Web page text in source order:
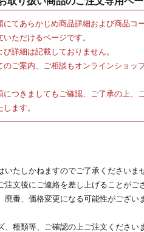
にてあらかじめ商品詳細および商品コ
ただけるページです。
詳細は記載しておりません。
のご案内、ご相談もオンラインショッ
につきましてもご確認、ご了承の上、
ます。
いたしかねますのでご了承くださいま
注文後にご連絡を差し上げることがご
廃番、価格変更になる可能性がござい
、種類等、ご確認の上ご注文ください